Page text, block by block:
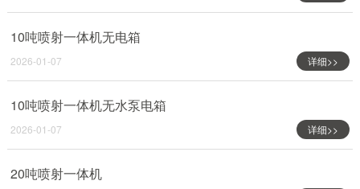
10吨喷射一体机无电箱
2026-01-07 详细>>
10吨喷射一体机无水泵电箱
2026-01-07 详细>>
20吨喷射一体机